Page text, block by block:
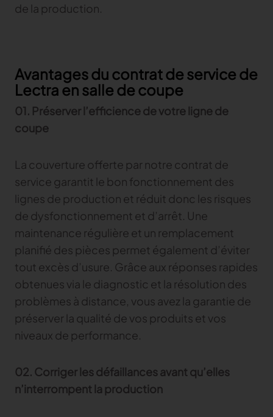
de la production.
Avantages du contrat de service de
Lectra en salle de coupe
01. Préserver l’efficience de votre ligne de
coupe
La couverture offerte par notre contrat de
service garantit le bon fonctionnement des
lignes de production et réduit donc les risques
de dysfonctionnement et d’arrêt. Une
maintenance régulière et un remplacement
planifié des pièces permet également d’éviter
tout excès d’usure. Grâce aux réponses rapides
obtenues via le diagnostic et la résolution des
problèmes à distance, vous avez la garantie de
préserver la qualité de vos produits et vos
niveaux de performance.
02. Corriger les défaillances avant qu’elles
n’interrompent la production